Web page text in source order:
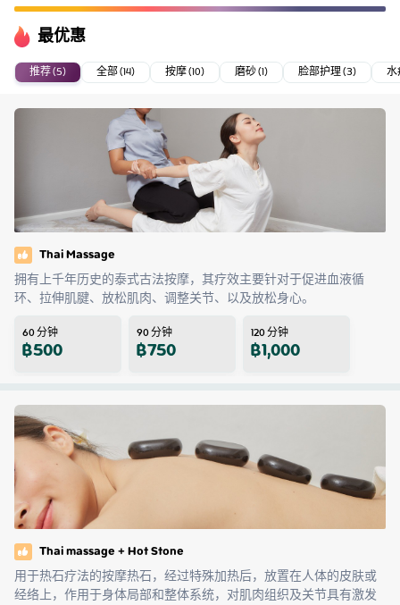
最优惠
推荐 (5) 全部 (14) 按摩 (10) 磨砂 (1) 脸部护理 (3)
Thai Massage
拥有上千年历史的泰式古法按摩，其疗效主要针对于促进血液循
环、拉伸肌腱、放松肌肉、调整关节、以及放松身心。
60分钟
฿500 90分钟
฿750 120分钟
฿1,000
Thai massage + Hot Stone
用于热石疗法的按摩热石，经过特殊加热后，放置在人体的皮肤或
经络上，作用于身体局部和整体系统，对肌肉组织及关节具有激发